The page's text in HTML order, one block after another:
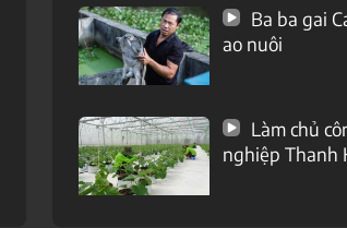
Ba ba gai
ao nuôi
Làm chủ
nghiệp Thanh